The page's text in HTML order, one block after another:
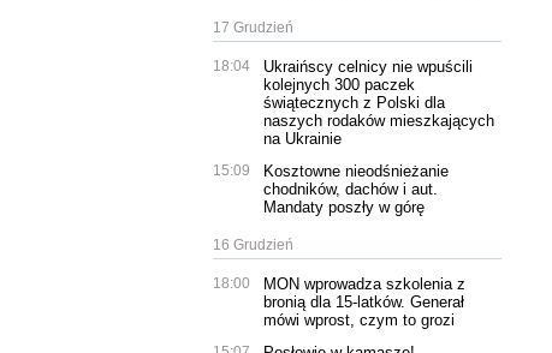
17 Grudzień
18:04
Ukraińscy celnicy nie wpuścili
kolejnych 300 paczek
świątecznych z Polski dla
naszych rodaków mieszkających
na Ukrainie
15:09
Kosztowne nieodśnieżanie
chodników, dachów i aut.
Mandaty poszły w górę
16 Grudzień
18:00
MON wprowadza szkolenia z
bronią dla 15-latków. Generał
mówi wprost, czym to grozi